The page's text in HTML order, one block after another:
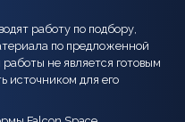
работу по подбору,
по предложенной
не является готовым
источником для его